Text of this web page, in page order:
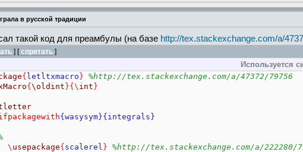
в русской традиции
такой код для преамбулы (на базе http://tex.stackexchange.com/a/
] [спрятать]
Используется
{ letltxmacro } %http://tex.stackexchange.com/a/47372/79756
{ \oldint }{\ int }
{wasysym}{integrals}
\ usepackage{ scalerel } %http://tex.stackexchange.com/a/222280/